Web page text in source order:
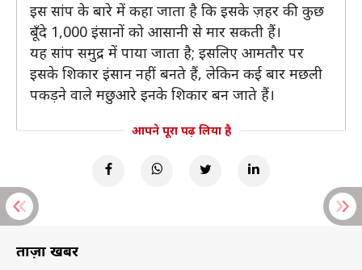
इस सांप के बारे में कहा जाता है कि इसके ज़हर की कुछ
बूँदे 1,000 इंसानों को आसानी से मार सकती हैं।
यह सांप समुद्र में पाया जाता है; इसलिए आमतौर पर
इसके शिकार इंसान नहीं बनते हैं, लेकिन कई बार मछली
पकड़ने वाले मछुआरे इनके शिकार बन जाते हैं।
आपने पूरा पढ़ लिया है
ताज़ा खबरें